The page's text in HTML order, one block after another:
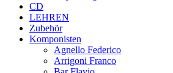
CD
LEHREN
Zubehör
Komponisten
Agnello Federico
Arrigoni Franco